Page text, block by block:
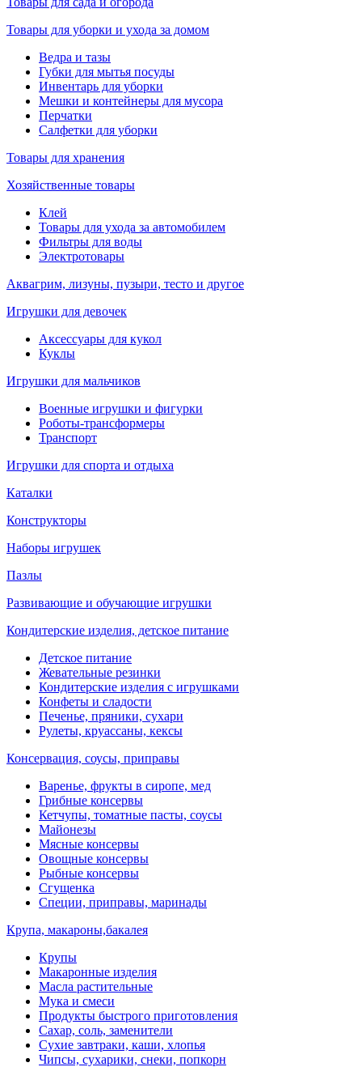
Товары для уборки и ухода за домом
Ведра и тазы
Губки для мытья посуды
Инвентарь для уборки
Мешки и контейнеры для мусора
Перчатки
Салфетки для уборки
Товары для хранения
Хозяйственные товары
Клей
Товары для ухода за автомобилем
Фильтры для воды
Электротовары
Аквагрим, лизуны, пузыри, тесто и другое
Игрушки для девочек
Аксессуары для кукол
Куклы
Игрушки для мальчиков
Военные игрушки и фигурки
Роботы-трансформеры
Транспорт
Игрушки для спорта и отдыха
Каталки
Конструкторы
Наборы игрушек
Пазлы
Развивающие и обучающие игрушки
Кондитерские изделия, детское питание
Детское питание
Жевательные резинки
Кондитерские изделия с игрушками
Конфеты и сладости
Печенье, пряники, сухари
Рулеты, круассаны, кексы
Консервация, соусы, приправы
Варенье, фрукты в сиропе, мед
Грибные консервы
Кетчупы, томатные пасты, соусы
Майонезы
Мясные консервы
Овощные консервы
Рыбные консервы
Сгущенка
Специи, приправы, маринады
Крупа, макароны,бакалея
Крупы
Макаронные изделия
Масла растительные
Мука и смеси
Продукты быстрого приготовления
Сахар, соль, заменители
Сухие завтраки, каши, хлопья
Чипсы, сухарики, снеки, попкорн